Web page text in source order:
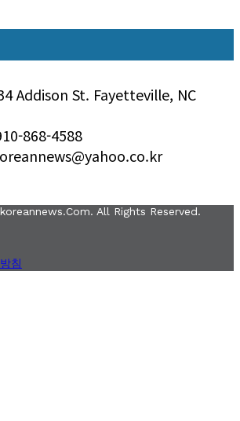
Addison St. Fayetteville, NC
868-4588
All Rights Reserved.
침